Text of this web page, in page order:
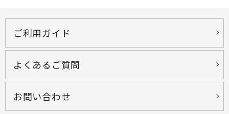
ご利用ガイド
よくあるご質問
お問い合わせ